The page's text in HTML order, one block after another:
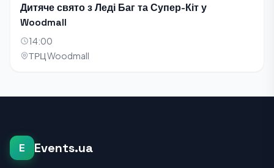
Дитяче свято з Леді Баг та Супер-Кіт у
Woodmall
14:00
ТРЦ Woodmall
E Events.ua